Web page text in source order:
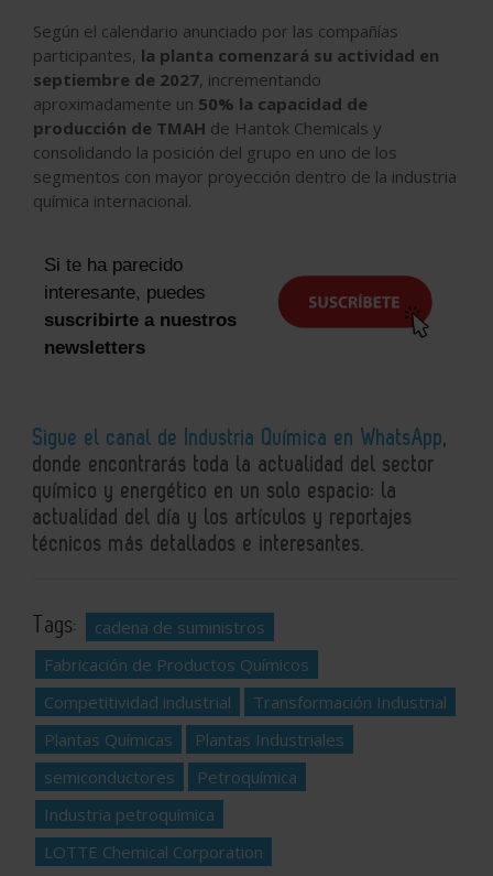
Según el calendario anunciado por las compañías
participantes, la planta comenzará su actividad en
septiembre de 2027, incrementando
aproximadamente un 50% la capacidad de
producción de TMAH de Hantok Chemicals y
consolidando la posición del grupo en uno de los
segmentos con mayor proyección dentro de la industria
química internacional.
Si te ha parecido
interesante, puedes
suscribirte a nuestros
newsletters
Sigue el canal de Industria Química en WhatsApp,
donde encontrarás toda la actualidad del sector
químico y energético en un solo espacio: la
actualidad del día y los artículos y reportajes
técnicos más detallados e interesantes.
Tags:
cadena de suministros
Fabricación de Productos Químicos
Competitividad industrial
Transformación Industrial
Plantas Químicas
Plantas Industriales
semiconductores
Petroquímica
Industria petroquímica
LOTTE Chemical Corporation